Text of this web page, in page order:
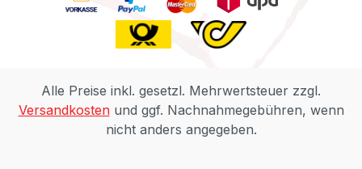
Alle Preise inkl. gesetzl. Mehrwertsteuer zzgl.
Versandkostenund ggf. Nachnahmegebühren, wenn
nicht anders angegeben.